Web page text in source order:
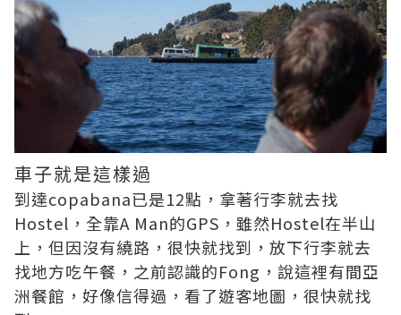
車子就是這樣過
到達copabana已是12點，拿著行李就去找
Hostel，全靠A Man的GPS，雖然Hostel在半山
上，但因沒有繞路，很快就找到，放下行李就去
找地方吃午餐，之前認識的Fong，說這裡有間亞
洲餐館，好像信得過，看了遊客地圖，很快就找